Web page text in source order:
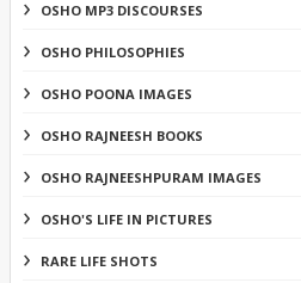
OSHO MP3 DISCOURSES
OSHO PHILOSOPHIES
OSHO POONA IMAGES
OSHO RAJNEESH BOOKS
OSHO RAJNEESHPURAM IMAGES
OSHO'S LIFE IN PICTURES
RARE LIFE SHOTS